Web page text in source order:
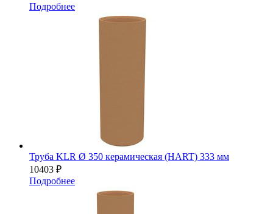
Подробнее
Труба KLR Ø 350 керамическая (HART) 333 мм
10403 ₽
Подробнее